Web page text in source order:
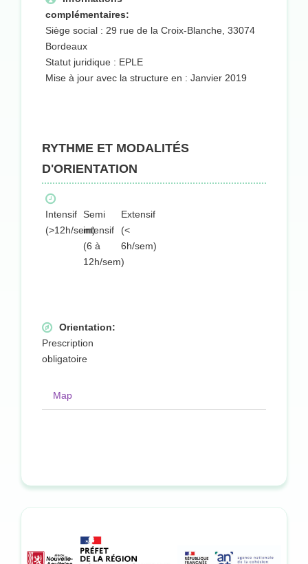
complémentaires:
Siège social : 29 rue de la Croix-Blanche, 33074
Bordeaux
Statut juridique : EPLE
Mise à jour avec la structure en : Janvier 2019
RYTHME ET MODALITÉS
D'ORIENTATION
Intensif
(>12h/sem)
Semi
intensif
(6 à
12h/sem)
Extensif
(<
6h/sem)
Orientation:
Prescription
obligatoire
Map